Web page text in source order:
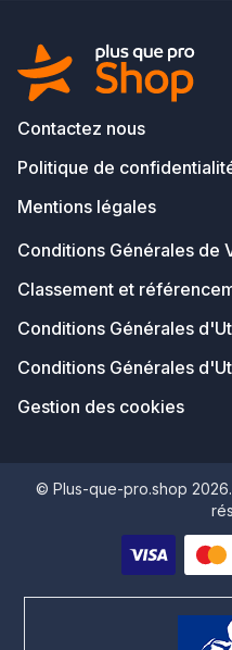
Contactez nous
Politique de
Mentions légales
Conditions Générales de
Classement et
Conditions Générales
Conditions Générales
Gestion des cookies
© Plus-que-pro.shop